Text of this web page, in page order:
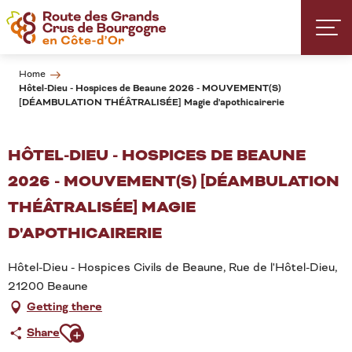
Aller
au
contenu
Home
Hôtel-Dieu - Hospices de Beaune 2026 - MOUVEMENT(S)
[DÉAMBULATION THÉÂTRALISÉE] Magie d'apothicairerie
HÔTEL-DIEU - HOSPICES DE BEAUNE
2026 - MOUVEMENT(S) [DÉAMBULATION
THÉÂTRALISÉE] MAGIE
D'APOTHICAIRERIE
Hôtel-Dieu - Hospices Civils de Beaune, Rue de l'Hôtel-Dieu,
21200 Beaune
Getting there
ShareAjouter aux favoris